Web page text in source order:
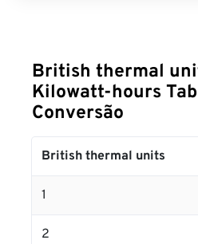
British thermal
Kilowatt-hours
Conversão
British thermal units
1
2